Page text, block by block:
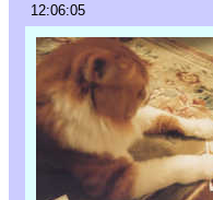
12:06:05